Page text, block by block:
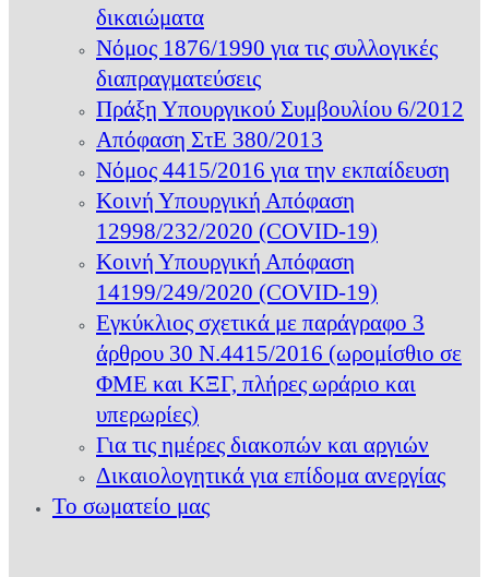
δικαιώματα
Νόμος 1876/1990 για τις συλλογικές
διαπραγματεύσεις
Πράξη Υπουργικού Συμβουλίου 6/2012
Απόφαση ΣτΕ 380/2013
Νόμος 4415/2016 για την εκπαίδευση
Κοινή Υπουργική Απόφαση
12998/232/2020 (COVID-19)
Κοινή Υπουργική Απόφαση
14199/249/2020 (COVID-19)
Εγκύκλιος σχετικά με παράγραφο 3
άρθρου 30 Ν.4415/2016 (ωρομίσθιο σε
ΦΜΕ και ΚΞΓ, πλήρες ωράριο και
υπερωρίες)
Για τις ημέρες διακοπών και αργιών
Δικαιολογητικά για επίδομα ανεργίας
Το σωματείο μας